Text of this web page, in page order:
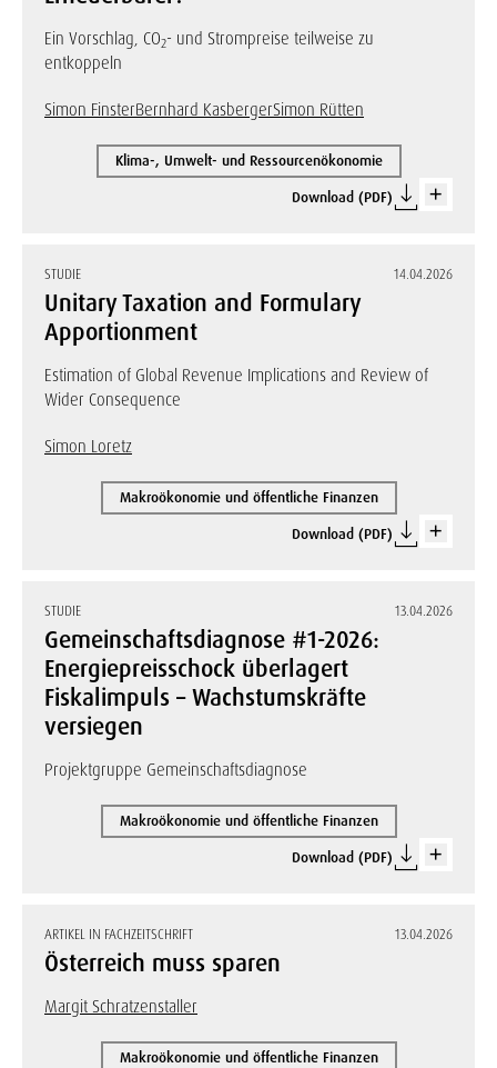
Ein Vorschlag, CO2- und Strompreise teilweise zu
entkoppeln
Simon FinsterBernhard KasbergerSimon Rütten
Klima-, Umwelt- und Ressourcenökonomie
Download (PDF)
STUDIE 14.04.2026
Unitary Taxation and Formulary
Apportionment
Estimation of Global Revenue Implications and Review of
Wider Consequence
Simon Loretz
Makroökonomie und öffentliche Finanzen
Download (PDF)
STUDIE 13.04.2026
Gemeinschaftsdiagnose #1-2026:
Energiepreisschock überlagert
Fiskalimpuls – Wachstumskräfte
versiegen
Projektgruppe Gemeinschaftsdiagnose
Makroökonomie und öffentliche Finanzen
Download (PDF)
ARTIKEL IN FACHZEITSCHRIFT 13.04.2026
Österreich muss sparen
Margit Schratzenstaller
Makroökonomie und öffentliche Finanzen